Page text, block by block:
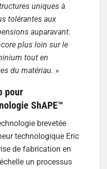
uniques à
tolérantes aux
auparavant.
plus loin sur le
tout en
du matériau. »
pour
ShAPE™
brevetée
technologique Eric
de fabrication en
un processus